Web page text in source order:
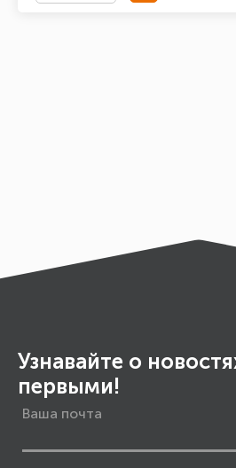
Узнавайте о
первыми!